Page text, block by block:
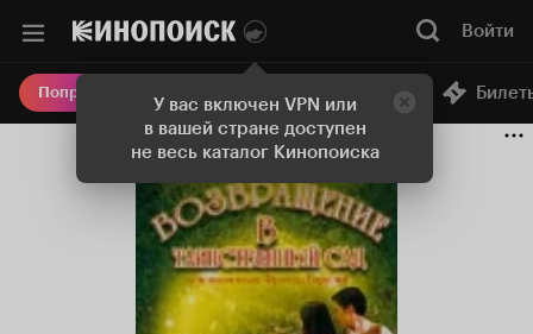
У вас включен VPN или
в вашей стране доступен
не весь каталог Кинопоиска
Войти
Попробовать Плюс Онлайн-кинотеатр